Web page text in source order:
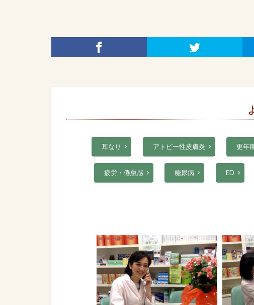
耳なり アトピー性皮膚炎 更年
疲労・倦怠感 糖尿病 ED